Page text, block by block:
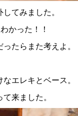
てみました。
かった！！
たらまた考えよ。
エレキとベース。
来ました。